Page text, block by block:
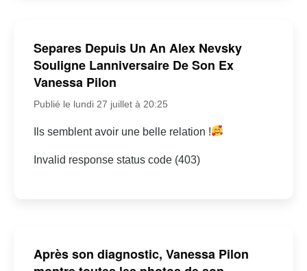
Separes Depuis Un An Alex Nevsky
Souligne Lanniversaire De Son Ex
Vanessa Pilon
Publié le lundi 27 juillet à 20:25
Ils semblent avoir une belle relation !
Invalid response status code (403)
Après son diagnostic, Vanessa Pilon